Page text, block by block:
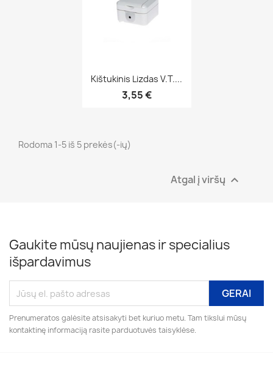
Greita peržiūra
Kištukinis Lizdas V.t....
3,55 €
Rodoma 1-5 iš 5 prekės(-ių)
Atgal į viršų 
Gaukite mūsų naujienas ir specialius
išpardavimus
Prenumeratos galėsite atsisakyti bet kuriuo metu. Tam tikslui mūsų
kontaktinę informaciją rasite parduotuvės taisyklėse.